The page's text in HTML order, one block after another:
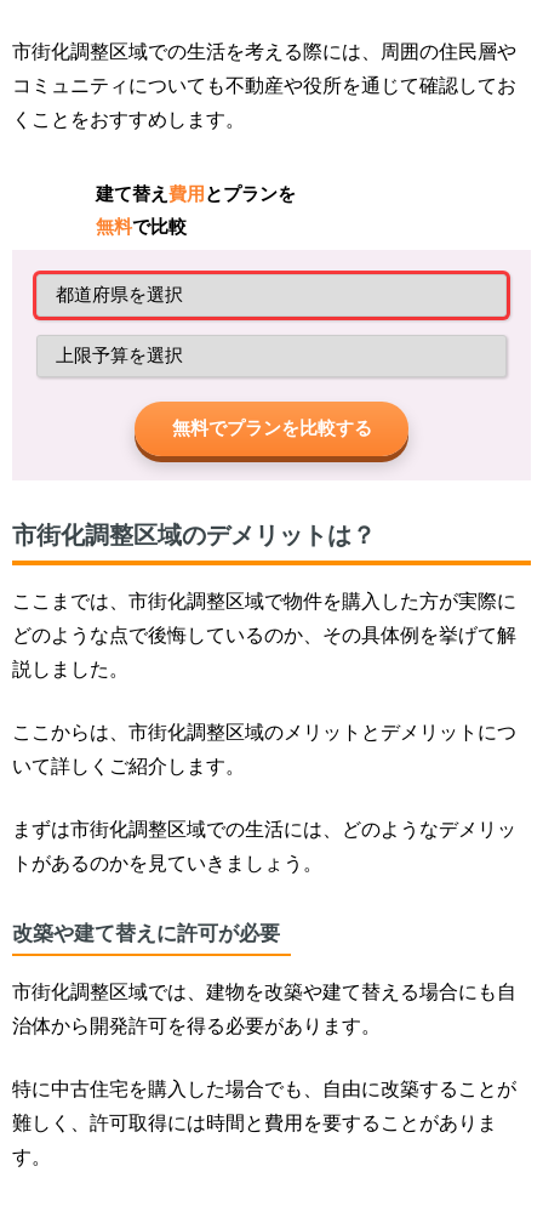
市街化調整区域での生活を考える際には、周囲の住民層や
コミュニティについても不動産や役所を通じて確認してお
くことをおすすめします。
建て替え 費用 とプランを
無料で比較
無料でプランを比較する
市街化調整区域のデメリットは？
ここまでは、市街化調整区域で物件を購入した方が実際に
どのような点で後悔しているのか、その具体例を挙げて解
説しました。
ここからは、市街化調整区域のメリットとデメリットにつ
いて詳しくご紹介します。
まずは市街化調整区域での生活には、どのようなデメリッ
トがあるのかを見ていきましょう。
改築や建て替えに許可が必要
市街化調整区域では、 建物を改築や建て替える場合にも自
治体から開発許可を得る必要があります。
特に中古住宅を購入した場合でも、自由に改築することが
難しく、許可取得には時間と費用を要することがありま
す。